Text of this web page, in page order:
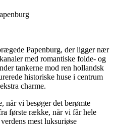
Papenburg, der ligger nær
med romantiske folde- og
tankerne mod ren hollandsk
historiske huse i centrum
charme.
når vi besøger det berømte
første række, når vi får hele
mest luksuriøse